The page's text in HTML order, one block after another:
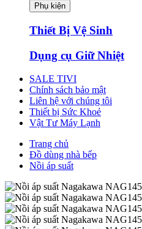
Phụ kiện
Thiết Bị Vệ Sinh
Dụng cụ Giữ Nhiệt
SALE TIVI
Chính sách bảo mật
Liên hệ với chúng tôi
Thiết bị Sức Khoẻ
Vật Tư Máy Lạnh
Trang chủ
Đồ dùng nhà bếp
Nồi áp suất